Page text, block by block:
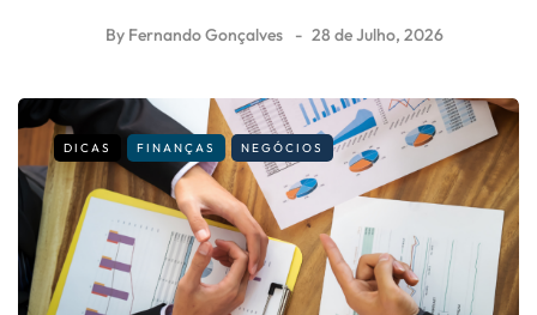
By Fernando Gonçalves 28 de Julho, 2026
DICAS FINANÇAS NEGÓCIOS